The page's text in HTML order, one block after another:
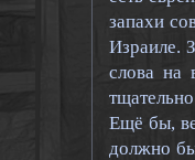
запахи
Израиле.
слова на
Ещё бы,
должно